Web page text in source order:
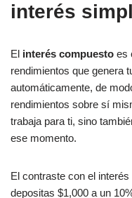
interés
El interés compuesto es
rendimientos que genera
automáticamente, de
rendimientos sobre sí
trabaja para ti, sino
ese momento.
El contraste con el
depositas $1,000 a un